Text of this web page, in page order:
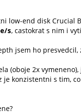
end disk Crucial
s, castokrat s nim i
jsem ho
(oboje 2x
je konzistentni s tim,